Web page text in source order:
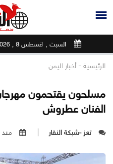
السبت , اغسطس 8 , 2026
الرئيسية - أخبار اليمن
مسلحون يقتحمون
الفنان عطروش
تعز -شبكة النقار منذ 3 سنوات